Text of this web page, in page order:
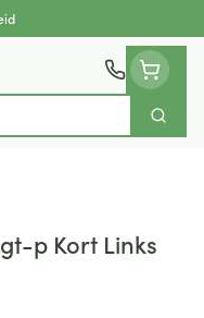
Zoek
p Kort Links